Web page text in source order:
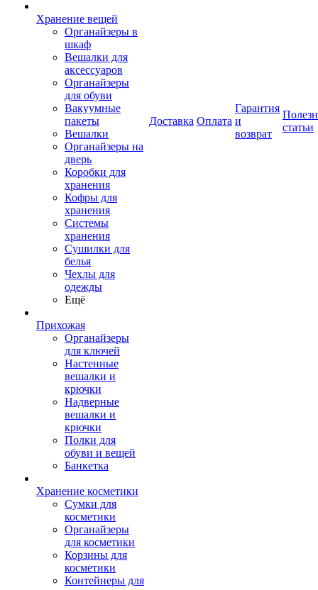
Хранение вещей
Органайзеры в
шкаф
Вешалки для
аксессуаров
Органайзеры
для обуви
Вакуумные
пакеты
Вешалки
Органайзеры на
дверь
Коробки для
хранения
Кофры для
хранения
Системы
хранения
Сушилки для
белья
Чехлы для
одежды
Ещё
Прихожая
Органайзеры
для ключей
Настенные
вешалки и
крючки
Надверные
вешалки и
крючки
Полки для
обуви и вещей
Банкетка
Хранение косметики
Сумки для
косметики
Органайзеры
для косметики
Корзины для
косметики
Контейнеры для
Доставка Оплата
Гарантия
и
возврат
статьи